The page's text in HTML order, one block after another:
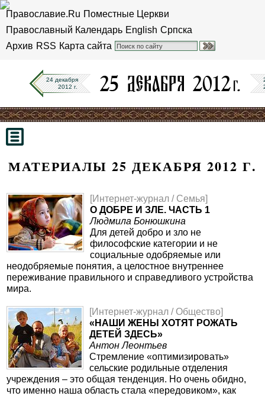
Православие.Ru Поместные Церкви
Православный Календарь English Српска
Архив RSS Карта сайта
24 декабря
2012 г.
МАТЕРИАЛЫ 25 ДЕКАБРЯ 2012 Г.
[Интернет-журнал / Семья]
О ДОБРЕ И ЗЛЕ. ЧАСТЬ 1
Людмила Бонюшкина
Для детей добро и зло не
философские категории и не
социальные одобряемые или
неодобряемые понятия, а целостное внутреннее
переживание правильного и справедливого устройства
мира.
[Интернет-журнал / Общество]
«НАШИ ЖЕНЫ ХОТЯТ РОЖАТЬ
ДЕТЕЙ ЗДЕСЬ»
Антон Леонтьев
Стремление «оптимизировать»
сельские родильные отделения
учреждения – это общая тенденция. Но очень обидно,
что именно наша область стала «передовиком», как